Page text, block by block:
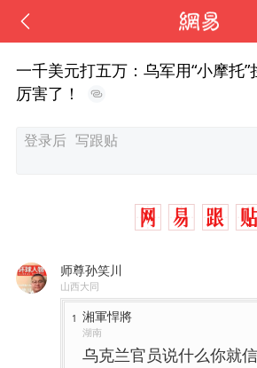
一千美元打五万：乌军用“小摩托”
厉害了！
师尊孙笑川
山西大同
1 湘軍悍將
湖南
乌克兰官员说什么你就